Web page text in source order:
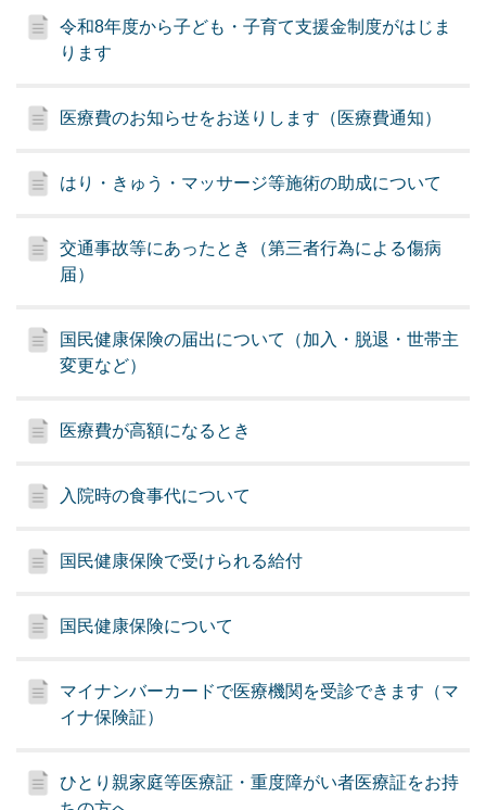
令和8年度から子ども・子育て支援金制度がはじま
ります
医療費のお知らせをお送りします（医療費通知）
はり・きゅう・マッサージ等施術の助成について
交通事故等にあったとき（第三者行為による傷病
届）
国民健康保険の届出について（加入・脱退・世帯主
変更など）
医療費が高額になるとき
入院時の食事代について
国民健康保険で受けられる給付
国民健康保険について
マイナンバーカードで医療機関を受診できます（マ
イナ保険証）
ひとり親家庭等医療証・重度障がい者医療証をお持